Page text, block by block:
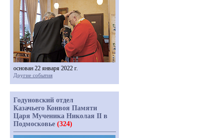
основан 22 января 2022 г.
Другие события
Годуновский отдел
Казачьего Конвоя Памяти
Царя Мученика Николая II в
Подмосковье (324)